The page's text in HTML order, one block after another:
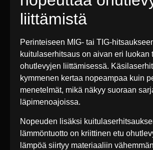
liittämistä
Perinteiseen MIG- tai TIG-
kuitulaserhitsaus on aivan eri luokan
ohutlevyjen liittämisessä.
kymmenen kertaa nopeampaa kuin
menetelmät, mikä näkyy suoraan
läpimenoajoissa.
Nopeuden lisäksi
lämmöntuotto on kriittinen etu
lämpöä siirtyy materiaaliin